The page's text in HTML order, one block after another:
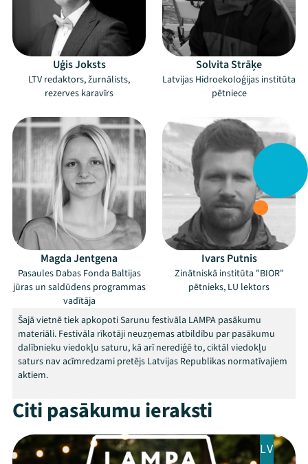
Mana programma
Uģis Joksts
LTV redaktors, žurnālists,
rezerves karavīrs
Solvita Strāķe
Latvijas Hidroekoloģijas institūta
pētniece
Magda Jentgena
Pasaules Dabas Fonda Baltijas
jūras un saldūdens programmas
vadītāja
Ivars Putnis
Zinātniskā institūta "BIOR"
pētnieks, LU lektors
Šajā vietnē tiek apkopoti Sarunu festivāla LAMPA pasākumu
materiāli. Festivāla rīkotāji neuzņemas atbildību par pasākumu
dalībnieku viedokļu saturu, kā arī nerediģē to, ciktāl viedokļu
saturs nav acīmredzami pretējs Latvijas Republikas normatīvajiem
aktiem.
Citi pasākumu ieraksti
LV